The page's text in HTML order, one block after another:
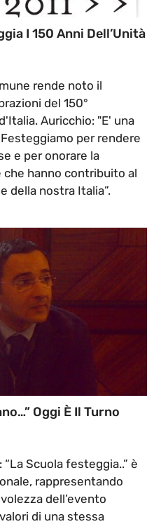
I 150 Anni Dell’Unità
rende noto il
del 150°
Auricchio: "E' una
per rendere
e per onorare la
hanno contribuito al
della nostra Italia”.
Oggi È Il Turno
“La Scuola festeggia..” è
rappresentando
dell’evento
di una stessa